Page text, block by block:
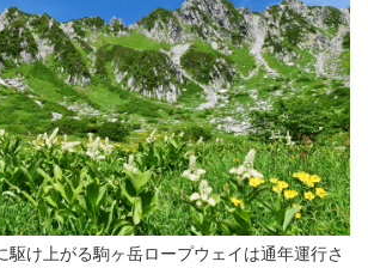
駆け上がる駒ヶ岳ロープウェイは通年運行さ